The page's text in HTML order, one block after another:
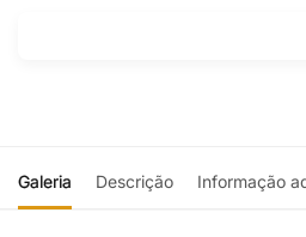
Galeria Descrição Informação